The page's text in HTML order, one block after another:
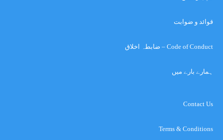
قوائد و ضوابت
Code of Conduct – ضابطہ اخلاق
ہمارے بارے میں
Contact Us
Terms & Conditions